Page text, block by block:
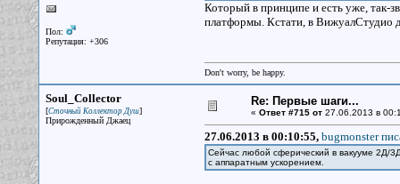
Пол:
Репутация: +306
Который в принципе и есть уже, так-
платформы. Кстати, в ВижуалСтудио
Don't worry, be happy.
Soul_Collector
[Сточный Коллектор Душ]
Прирожденный Джаец
Re: Первые шаги...
« Ответ #715 от27.06.2013 в
27.06.2013 в 00:10:55, bugmonster
Сейчас любой сферический в вакууме 2Д/
с аппаратным ускорением.